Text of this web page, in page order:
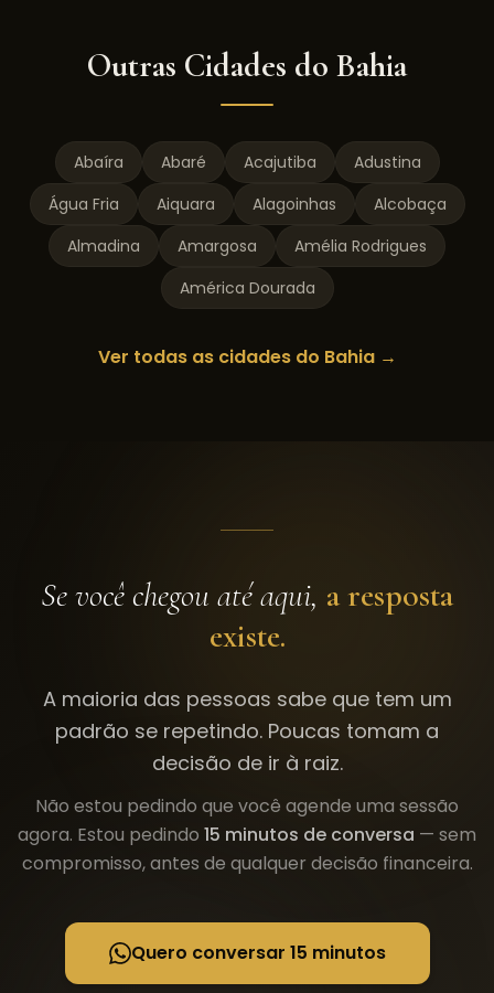
Outras Cidades do Bahia
Abaíra Abaré Acajutiba
Adustina
Água Fria
Aiquara Alagoinhas
Alcobaça
Almadina
Amargosa
Amélia Rodrigues
América Dourada
Ver todas as cidades do Bahia→
Se você chegou até aqui, a resposta
existe.
A maioria das pessoas sabe que tem um
padrão se repetindo. Poucas tomam a
decisão de ir à raiz.
Não estou pedindo que você agende uma sessão
agora. Estou pedindo 15 minutos de conversa — sem
compromisso, antes de qualquer decisão financeira.
Quero conversar 15 minutos